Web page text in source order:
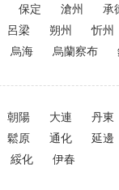
保定 滄州
承
呂梁 朔州
忻州
烏海 烏蘭察布
朝陽 大連
丹東
鬆原 通化
延邊
綏化 伊春